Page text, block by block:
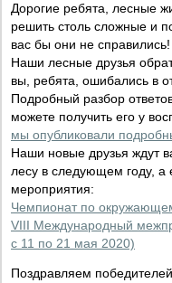
Дорогие ребята, лесные
решить столь сложные и
вас бы они не справились!
Наши лесные друзья
вы, ребята, ошибались в
Подробный разбор
можете получить его у
мы опубликовали
Наши новые друзья ждут
лесу в следующем году,
мероприятия:
Чемпионат по
VIII Международный
с 11 по 21 мая 2020)
Поздравляем победителей